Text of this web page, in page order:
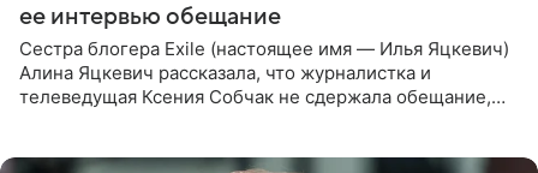
ее интервью обещание
Сестра блогера Exile (настоящее имя — Илья Яцкевич)
Алина Яцкевич рассказала, что журналистка и
телеведущая Ксения Собчак не сдержала обещание,